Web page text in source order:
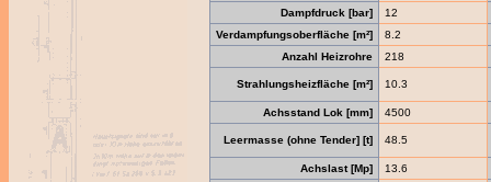
Dampfdruck [bar]
12
Verdampfungsoberfläche [m²]
8.2
Anzahl Heizrohre
218
Strahlungsheizfläche [m²] 10.3
Achsstand Lok [mm] 4500
Leermasse (ohne Tender] [t] 48.5
Achslast [Mp]
13.6